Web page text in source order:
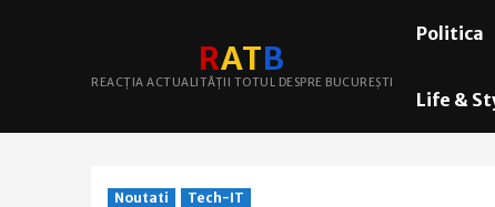
RATB
REACȚIA ACTUALITĂȚII TOTUL DESPRE BUCUREȘTI
Politica
Life &
Noutati Tech-IT